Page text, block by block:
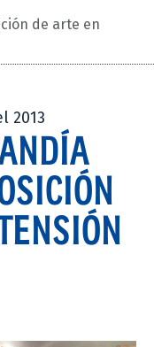
de arte en
2013